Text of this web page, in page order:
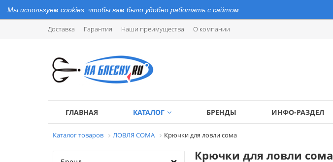
Мы используем cookies, чтобы вам было удобно работать с сайтом
Доставка Гарантия Наши преимущества О компании
ГЛАВНАЯ КАТАЛОГ БРЕНДЫ ИНФО-РАЗДЕЛ
Каталог товаров ЛОВЛЯ СОМА Крючки для ловли сома
Крючки для ловли сома